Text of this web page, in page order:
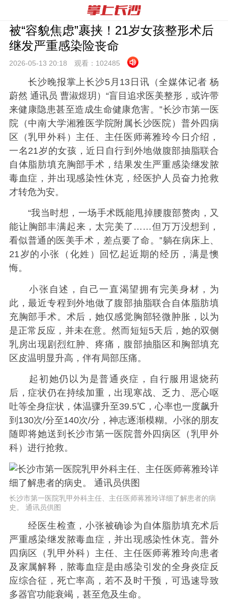
被“容貌焦虑”裹挟！21岁女孩整形术后
继发严重感染险丧命
2026-05-13 20:18 观看： 102485
长沙晚报掌上长沙5月13日讯（全媒体记者 杨
蔚然 通讯员 曹淑煜玥）“盲目追求医美整形，或许带
来健康隐患甚至造成生命健康危害。”长沙市第一医
院（中南大学湘雅医学院附属长沙医院）普外四病
区（乳甲外科）主任、主任医师蒋雅玲今日介绍，
一名21岁的女孩，近日自行到外地做腹部抽脂联合
自体脂肪填充胸部手术，结果发生严重感染继发脓
毒血症，并出现感染性休克，经医护人员奋力抢救
才转危为安。
“我当时想，一场手术既能甩掉腰腹部赘肉，又
能让胸部丰满起来，太完美了……但万万没想到，
看似普通的医美手术，差点要了命。”躺在病床上、
21岁的小张（化姓）回忆起近期的经历，满是懊
悔。
小张自述，自己一直渴望拥有完美身材，为
此，最近专程到外地做了腹部抽脂联合自体脂肪填
充胸部手术。术后，她仅感觉胸部轻微肿胀，以为
是正常反应，并未在意。然而短短5天后，她的双侧
乳房出现剧烈红肿、疼痛，腹部抽脂区和胸部填充
区皮温明显升高，伴有局部压痛。
起初她仍以为是普通炎症，自行服用退烧药
后，症状仍在持续加重，出现寒战、乏力、恶心呕
吐等全身症状，体温骤升至39.5℃，心率也一度飙升
到130次/分至140次/分，神志逐渐模糊。小张的朋友
随即将她送到长沙市第一医院普外四病区（乳甲外
科）进行抢救。
长沙市第一医院乳甲外科主任、主任医师蒋雅玲详细了解患者的病
史。 通讯员供图
经医生检查，小张被确诊为自体脂肪填充术后
严重感染继发脓毒血症，并出现感染性休克。普外
四病区（乳甲外科）主任、主任医师蒋雅玲向患者
及家属解释，脓毒血症是由感染引发的全身炎症反
应综合征，死亡率高，若不及时干预，可迅速导致
多器官功能衰竭，甚至危及生命。